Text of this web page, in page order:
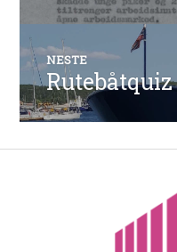
NESTE
Neste
innlegg:
Rutebåtquiz